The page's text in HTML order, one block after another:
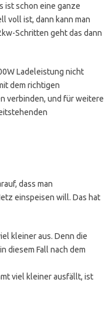
ist schon eine ganze
voll ist, dann kann man
Schritten geht das dann
Ladeleistung nicht
dem richtigen
verbinden, und für weitere
dass man
einspeisen will. Das hat
kleiner aus. Denn die
diesem Fall nach dem
viel kleiner ausfällt, ist